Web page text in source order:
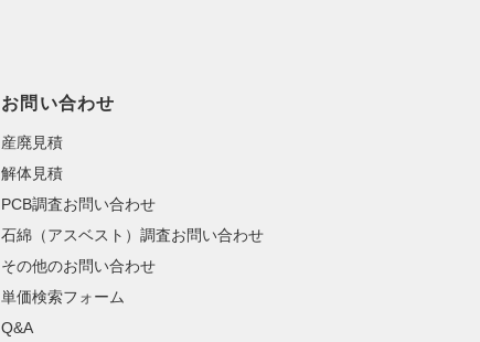
お問い合わせ
産廃見積
解体見積
PCB調査お問い合わせ
石綿（アスベスト）調査お問い合わせ
その他のお問い合わせ
単価検索フォーム
Q&A